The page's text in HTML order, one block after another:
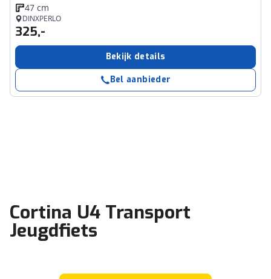
47 cm
DINXPERLO
325,-
Bekijk details
Bel aanbieder
Cortina U4 Transport
Jeugdfiets